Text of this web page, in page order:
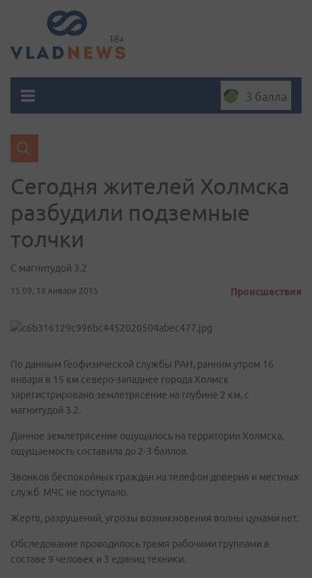
3 балла
Сегодня жителей Холмска
разбудили подземные
толчки
С магнитудой 3.2
15:09, 16 января 2015 Происшествия
По данным Геофизической службы РАН, ранним утром 16
января в 15 км северо-западнее города Холмск
зарегистрировано землетрясение на глубине 2 км, с
магнитудой 3.2.
Данное землетрясение ощущалось на территории Холмска,
ощущаемость составила до 2-3 баллов.
Звонков беспокойных граждан на телефон доверия и местных
служб МЧС не поступало.
Жертв, разрушений, угрозы возникновения волны цунами нет.
Обследование проводилось тремя рабочими группами в
составе 9 человек и 3 единиц техники.